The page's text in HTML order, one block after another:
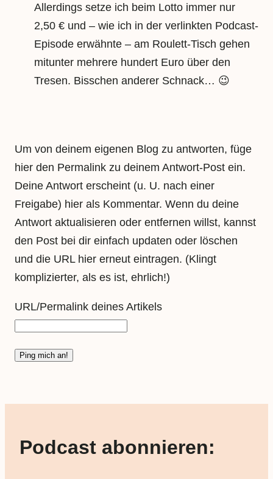
Allerdings setze ich beim Lotto immer nur
2,50 € und – wie ich in der verlinkten Podcast-
Episode erwähnte – am Roulett-Tisch gehen
mitunter mehrere hundert Euro über den
Tresen. Bisschen anderer Schnack… 😉
Um von deinem eigenen Blog zu antworten, füge
hier den Permalink zu deinem Antwort-Post ein.
Deine Antwort erscheint (u. U. nach einer
Freigabe) hier als Kommentar. Wenn du deine
Antwort aktualisieren oder entfernen willst, kannst
den Post bei dir einfach updaten oder löschen
und die URL hier erneut eintragen. (Klingt
komplizierter, als es ist, ehrlich!)
URL/Permalink deines Artikels
Podcast abonnieren: